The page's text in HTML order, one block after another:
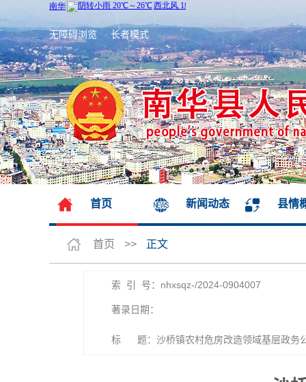
无障碍浏览 长者模式
首页 新闻动态 县情
首页 >> 正文
索 引 号：nhxsqz-/2024-0904007
著录日期：
标 题：沙桥镇农村危房改造领域基层政务